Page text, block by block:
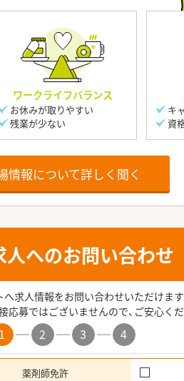
ワークライフバランス
お休みが取りやすい
残業が少ない
キ
資
情報について詳しく聞く
人へのお問い合わせ
求人情報をお問い合わせいただけます
応募ではございませんので、ご安心くだ
1 2 3 4
薬剤師免許